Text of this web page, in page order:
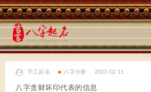
手工起名 八字分析 2023-02-11
八字贪财坏印代表的信息